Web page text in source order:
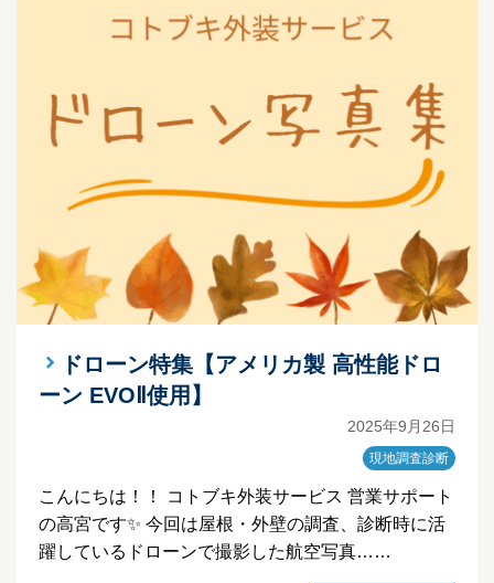
ドローン特集【アメリカ製 高性能ドロ
ーン EVOⅡ使用】
2025年9月26日
現地調査診断
こんにちは！！ コトブキ外装サービス 営業サポート
の高宮です✨ 今回は屋根・外壁の調査、診断時に活
躍しているドローンで撮影した航空写真……